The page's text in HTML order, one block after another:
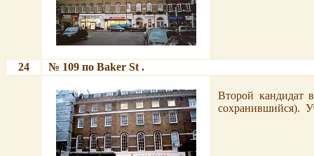
24 № 109 по Baker St .
Второй кандидат
сохранившийся). У